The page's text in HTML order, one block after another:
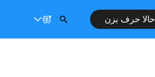
حالا حرف بزن